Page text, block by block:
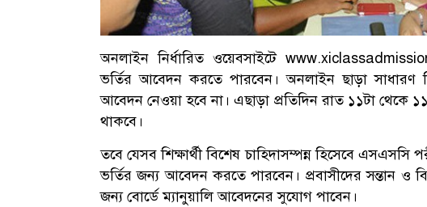
অনলাইন নির্ধারিত ওয়েবসাইটে
ভর্তির আবেদন করতে পারবেন। অনলাইন ছাড়া সাধারণ
আবেদন নেওয়া হবে না। এছাড়া প্রতিদিন রাত ১১টা থেকে
থাকবে।
তবে যেসব শিক্ষার্থী বিশেষ চাহিদাসম্পন্ন হিসেবে এসএসসি
ভর্তির জন্য আবেদন করতে পারবেন। প্রবাসীদের সন্তান ও
জন্য বোর্ডে ম্যানুয়ালি আবেদনের সুযোগ পাবেন।